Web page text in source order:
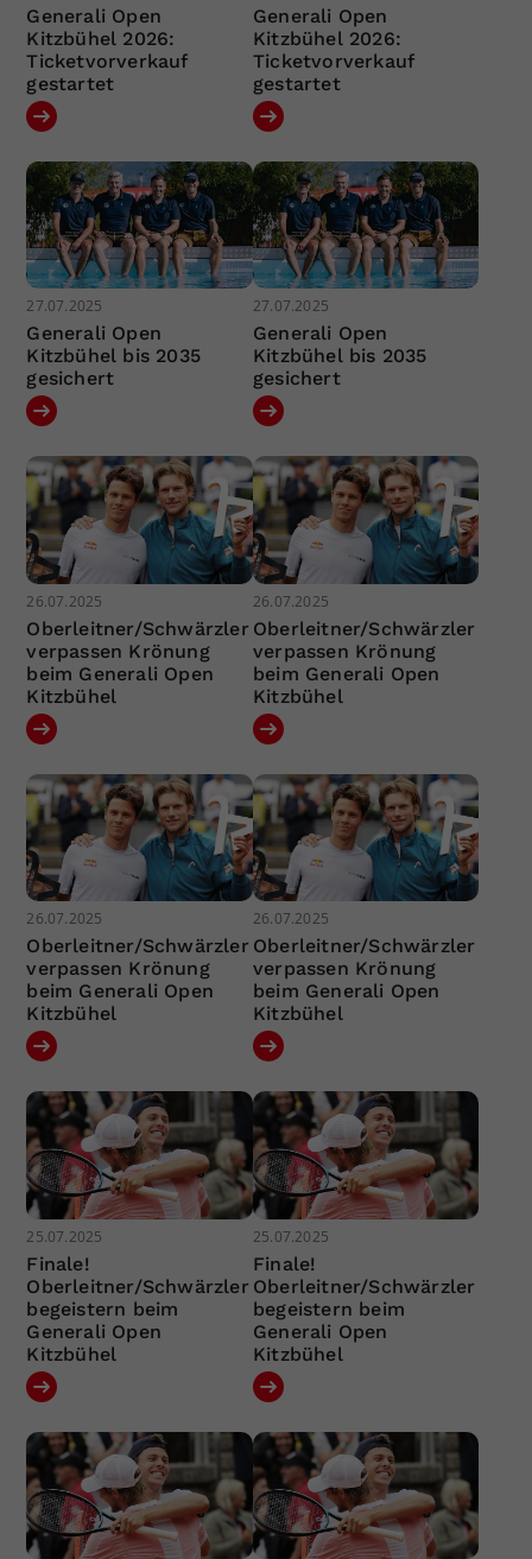
Generali Open
Kitzbühel 2026:
Ticketvorverkauf
gestartet
Generali Open
Kitzbühel 2026:
Ticketvorverkauf
gestartet
27.07.2025
Generali Open
Kitzbühel bis 2035
gesichert
27.07.2025
Generali Open
Kitzbühel bis 2035
gesichert
26.07.2025
Oberleitner/Schwärzler
verpassen Krönung
beim Generali Open
Kitzbühel
26.07.2025
Oberleitner/Schwärzler
verpassen Krönung
beim Generali Open
Kitzbühel
26.07.2025
Oberleitner/Schwärzler
verpassen Krönung
beim Generali Open
Kitzbühel
26.07.2025
Oberleitner/Schwärzler
verpassen Krönung
beim Generali Open
Kitzbühel
25.07.2025
Finale!
Oberleitner/Schwärzler
begeistern beim
Generali Open
Kitzbühel
25.07.2025
Finale!
Oberleitner/Schwärzler
begeistern beim
Generali Open
Kitzbühel